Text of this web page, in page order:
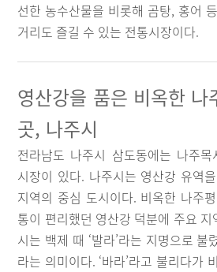
선한 농수산물을 비롯해 곰탕, 홍어
거리도 즐길 수 있는 전통시장이다.
영산강을 품은 비옥한 나
곳, 나주시
전라남도 나주시 삼도동에는 나주목
시장이 있다. 나주시는 영산강 유역
지역의 중심 도시이다. 비옥한 나주
통이 편리했던 영산강 덕분에 주요
시는 백제 때 ‘발라’라는 지명으로 불
라는 의미이다. ‘바라’라고 불리다가